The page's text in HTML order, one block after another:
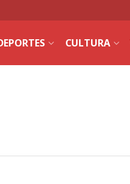
CULTURA